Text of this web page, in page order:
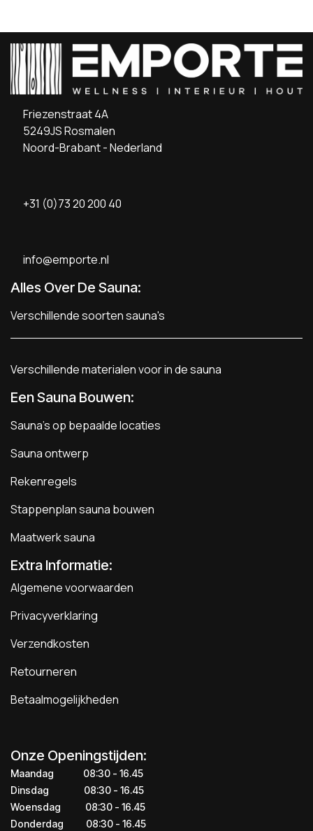
Friezenstraat 4A
5249JS Rosmalen
Noord-Brabant - Nederland
+31 (0)73 20 200 40
info@emporte.nl
Alles Over De Sauna:
Verschillende soorten sauna's
Verschillende materialen voor in de sauna
Een Sauna Bouwen:
Sauna's op bepaalde locaties
Sauna ontwerp
Rekenregels
Stappenplan sauna bouwen
Maatwerk sauna
Extra Informatie:
Algemene voorwaarden
Privacyverklaring
Verzendkosten
Retourneren
Betaalmogelijkheden
Onze Openingstijden:
Maandag
​​​08:30 - 16.45​
Dinsdag
​​​​08:30 - 16.45
Woensdag
​08:30 - 16.45
Donderdag
​​​​​08:30 - 16.45